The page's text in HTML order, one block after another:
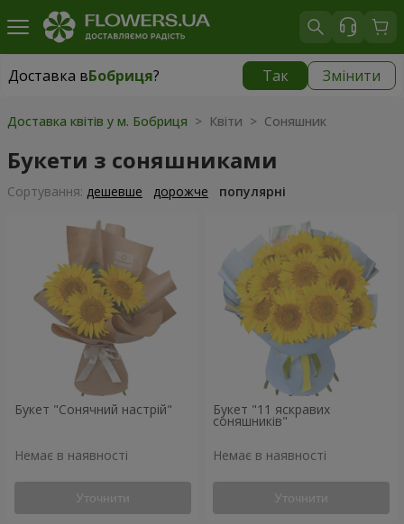
Доставка вБобриця? Так Змінити
Доставка вБобриця|
Доставка квітів у м. Бобриця > Квіти > Соняшник
Букети з соняшниками
Сортування: дешевше дорожче популярні
Букет "Сонячний настрій"
Немає в наявності
Уточнити
Букет "11 яскравих
соняшників"
Немає в наявності
Уточнити